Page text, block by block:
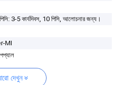
3-5 কার্যদিবস, 10 পিসি, আলোচনার জন্য।
MI
দেখুন